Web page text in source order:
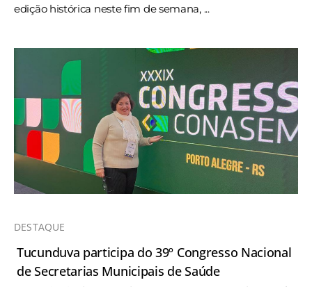
edição histórica neste fim de semana, ...
DESTAQUE
Tucunduva participa do 39º Congresso Nacional
de Secretarias Municipais de Saúde